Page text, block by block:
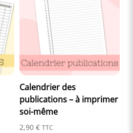
Calendrier des
publications – à imprimer
soi-même
2,90 € TTC